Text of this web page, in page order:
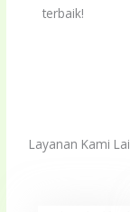
terbaik!
Layanan Kami